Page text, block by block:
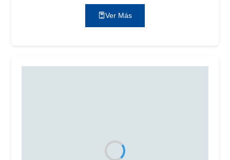
Ver Más